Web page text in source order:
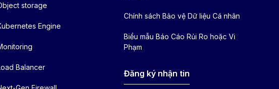
storage
Engine
Balancer
Chính sách Bảo vệ Dữ liệu Cá nhân
Biểu mẫu Báo Cáo Rủi Ro hoặc Vi
Phạm
Đăng ký nhận tin